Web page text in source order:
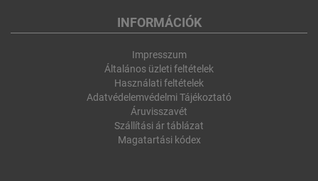
INFORMÁCIÓK
Impresszum
Általános üzleti feltételek
Használati feltételek
Adatvédelemvédelmi Tájékoztató
Áruvisszavét
Szállítási ár táblázat
Magatartási kódex